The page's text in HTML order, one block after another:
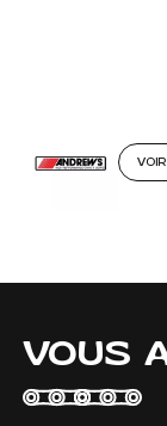
VOUS